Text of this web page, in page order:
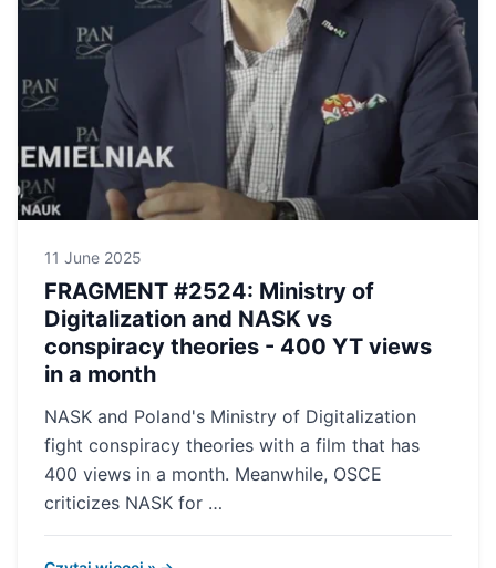
11 June 2025
FRAGMENT #2524: Ministry of
Digitalization and NASK vs
conspiracy theories - 400 YT views
in a month
NASK and Poland's Ministry of Digitalization
fight conspiracy theories with a film that has
400 views in a month. Meanwhile, OSCE
criticizes NASK for …